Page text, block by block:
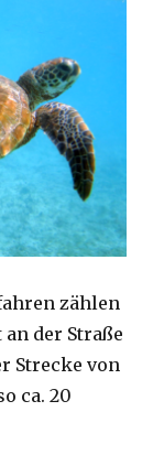
zählen
der Straße
Strecke von
ca. 20